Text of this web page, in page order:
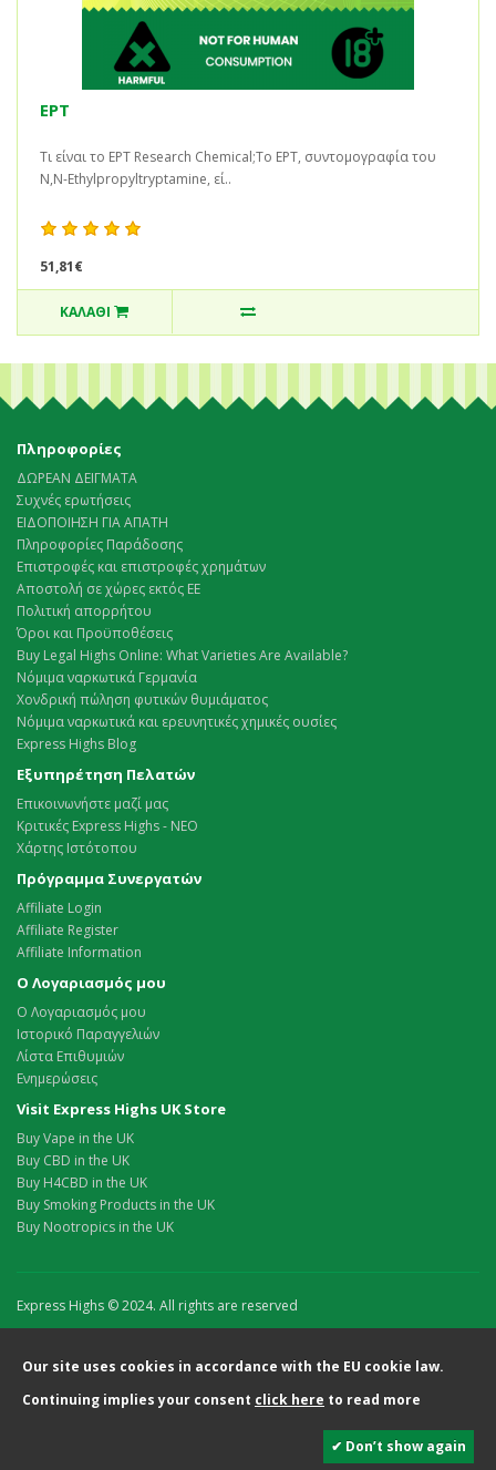
EPT
Τι είναι το EPT Research Chemical;Το EPT, συντομογραφία του
N,N-Ethylpropyltryptamine, εί..
51,81€
ΚΑΛΆΘΙ
Πληροφορίες
ΔΩΡΕΑΝ ΔΕΙΓΜΑΤΑ
Συχνές ερωτήσεις
ΕΙΔΟΠΟΙΗΣΗ ΓΙΑ ΑΠΑΤΗ
Πληροφορίες Παράδοσης
Επιστροφές και επιστροφές χρημάτων
Αποστολή σε χώρες εκτός ΕΕ
Πολιτική απορρήτου
Όροι και Προϋποθέσεις
Buy Legal Highs Online: What Varieties Are Available?
Νόμιμα ναρκωτικά Γερμανία
Χονδρική πώληση φυτικών θυμιάματος
Νόμιμα ναρκωτικά και ερευνητικές χημικές ουσίες
Express Highs Blog
Εξυπηρέτηση Πελατών
Επικοινωνήστε μαζί μας
Κριτικές Express Highs - ΝΕΟ
Χάρτης Ιστότοπου
Πρόγραμμα Συνεργατών
Affiliate Login
Affiliate Register
Affiliate Information
Ο Λογαριασμός μου
Ο Λογαριασμός μου
Ιστορικό Παραγγελιών
Λίστα Επιθυμιών
Ενημερώσεις
Visit Express Highs UK Store
Buy Vape in the UK
Buy CBD in the UK
Buy H4CBD in the UK
Buy Smoking Products in the UK
Buy Nootropics in the UK
Express Highs © 2024. All rights are reserved
Our site uses cookies in accordance with the EU cookie law.
Continuing implies your consent click here to read more
✔ Don’t show again